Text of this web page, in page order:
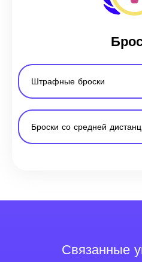
Штрафные броски
Броски со средней
Связанные